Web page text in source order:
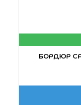
БОРДЮР